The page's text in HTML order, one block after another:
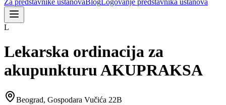
L
Lekarska ordinacija za
akupunkturu AKUPRAKSA
Beograd, Gospodara Vučića 22B